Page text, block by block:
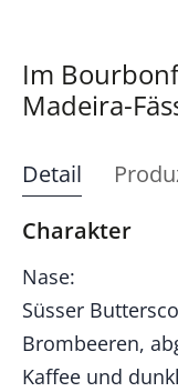
Im
Madeira-
Detail
Charakter
Nase:
Süsser
Brombeeren,
Kaffee und